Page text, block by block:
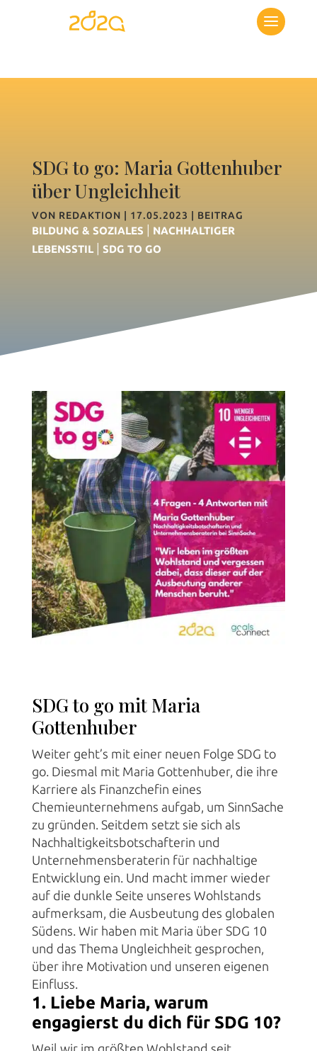
SDG to go: Maria Gottenhuber
über Ungleichheit
VON REDAKTION 17.05.2023 BEITRAG
BILDUNG & SOZIALES
NACHHALTIGER
LEBENSSTIL| SDG TO GO
SDG to go mit Maria
Gottenhuber
Weiter geht’s mit einer neuen Folge SDG to
go. Diesmal mit Maria Gottenhuber, die ihre
Karriere als Finanzchefin eines
Chemieunternehmens aufgab, um SinnSache
zu gründen. Seitdem setzt sie sich als
Nachhaltigkeitsbotschafterin und
Unternehmensberaterin für nachhaltige
Entwicklung ein. Und macht immer wieder
auf die dunkle Seite unseres Wohlstands
aufmerksam, die Ausbeutung des globalen
Südens. Wir haben mit Maria über SDG 10
und das Thema Ungleichheit gesprochen,
über ihre Motivation und unseren eigenen
Einfluss.
1. Liebe Maria, warum
engagierst du dich für SDG 10?